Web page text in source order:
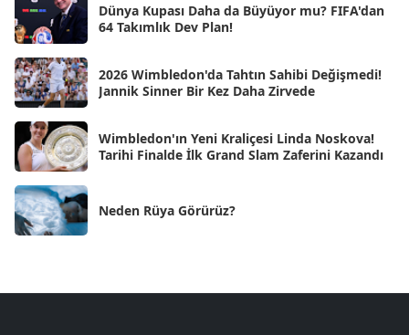
Eki 2024 [46]
Eyl 2024
Ağu 2024 [10]
Tem 2024
Haz 2024 [30]
Nis 2024 [59]
Dünya Kupası Daha da Büyüyor mu? FIFA'dan
64 Takımlık Dev Plan!
2026 Wimbledon'da Tahtın Sahibi Değişmedi!
Jannik Sinner Bir Kez Daha Zirvede
Wimbledon'ın Yeni Kraliçesi Linda Noskova!
Tarihi Finalde İlk Grand Slam Zaferini Kazandı
Neden Rüya Görürüz?